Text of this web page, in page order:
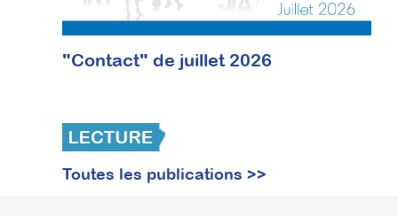
"Contact" de juillet 2026
Toutes les publications >>